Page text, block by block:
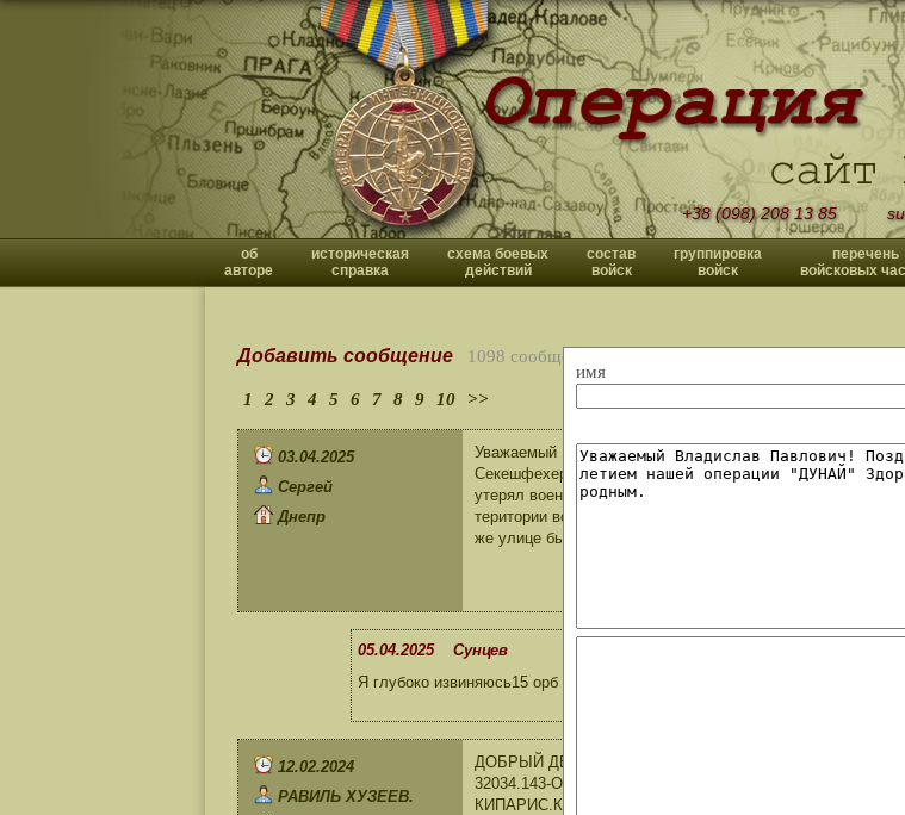
+38 (098) 208 13 85
об
авторе
историческая
справка
схема боевых
действий
состав
войск
группировка
войск
перечень
войсковых
имя
Добавить сообщение 1098 сообщений
1 2 3 4 5 6 7 8 9 10 >>
03.04.2025
Сергей
Днепр
Уважаемый Владислав Павлович, помогите мне узнать
Секешфехервар точный адрес улица BUDAI UT 43 где я
утерял военный билет и не могу вспомнить номер
територии военной части находились РДР
же улице был госпиталь. Заранее благодарен.
05.04.2025 Сунцев
Я глубоко извиняюсь15 орб это вч пп 75569
12.02.2024
РАВИЛЬ ХУЗЕЕВ.
ДОБРЫЙ ДЕНЬ. ИЩУ СВОИХ СОСЛУЖИВЦЕВ.СЛУЖИЛ
32034.143-ОТД.ЛИНЕЙНЫЙ БАТАЛЬОН
КИПАРИС.КОМ 2-ОГО ВЗВОДА СТ.ЛЕЙТЕНАНТ